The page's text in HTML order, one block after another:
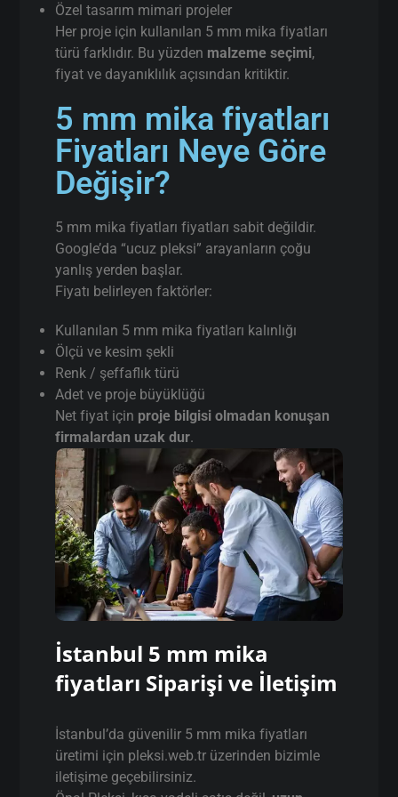
Özel tasarım mimari projeler
Her proje için kullanılan 5 mm mika fiyatları
türü farklıdır. Bu yüzden malzeme seçimi,
fiyat ve dayanıklılık açısından kritiktir.
5 mm mika fiyatları
Fiyatları Neye Göre
Değişir?
5 mm mika fiyatları fiyatları sabit değildir.
Google’da “ucuz pleksi” arayanların çoğu
yanlış yerden başlar.
Fiyatı belirleyen faktörler:
Kullanılan 5 mm mika fiyatları kalınlığı
Ölçü ve kesim şekli
Renk / şeffaflık türü
Adet ve proje büyüklüğü
Net fiyat için proje bilgisi olmadan konuşan
firmalardan uzak dur.
İstanbul 5 mm mika
fiyatları Siparişi ve İletişim
İstanbul’da güvenilir 5 mm mika fiyatları
üretimi için pleksi.web.tr üzerinden bizimle
iletişime geçebilirsiniz.